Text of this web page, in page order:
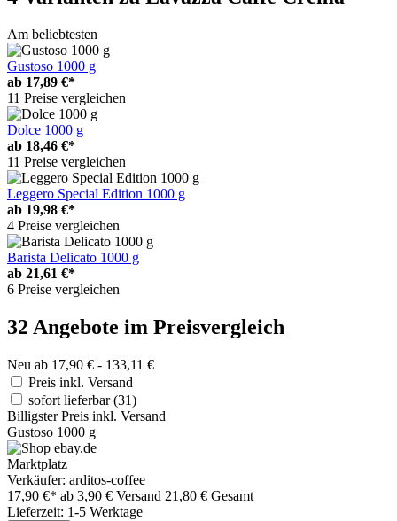
Am beliebtesten
Gustoso 1000 g
ab 17,89 €*
11 Preise vergleichen
Dolce 1000 g
ab 18,46 €*
11 Preise vergleichen
Leggero Special Edition 1000 g
ab 19,98 €*
4 Preise vergleichen
Barista Delicato 1000 g
ab 21,61 €*
6 Preise vergleichen
32 Angebote im Preisvergleich
Neu ab 17,90 € - 133,11 €
Preis inkl. Versand
sofort lieferbar(31)
Billigster Preis inkl. Versand
Gustoso 1000 g
Marktplatz
Verkäufer: arditos-coffee
17,90 €* ab 3,90 € Versand 21,80 € Gesamt
Lieferzeit: 1-5 Werktage